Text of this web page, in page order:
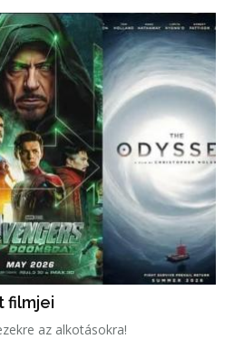
filmjei
az alkotásokra!